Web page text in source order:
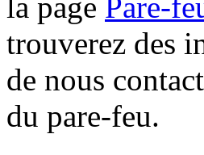
la page Pare-
trouverez des
de nous
du pare-feu.